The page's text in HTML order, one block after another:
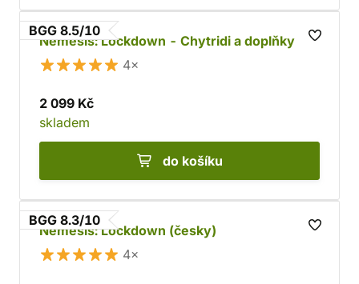
BGG 8.5/10
Nemesis: Lockdown - Chytridi a doplňky
4×
2 099 Kč
skladem
do košíku
BGG 8.3/10
Nemesis: Lockdown (česky)
4×